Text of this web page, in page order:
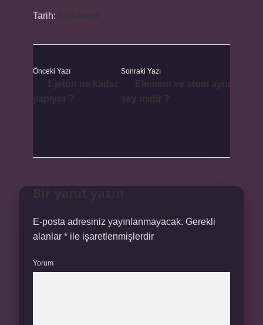
Tarih:
Önceki Yazı Sonraki Yazı
E-posta adresiniz yayınlanmayacak. Gerekli
alanlar * ile işaretlenmişlerdir
Yorum